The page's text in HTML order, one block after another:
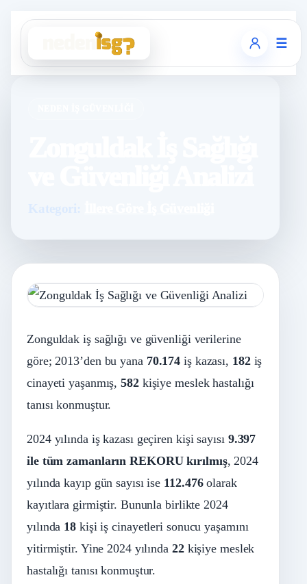
☰
Kategori:
Zonguldak iş sağlığı ve güvenliği verilerine
göre; 2013’den bu yana 70.174 iş kazası, 182iş
cinayeti yaşanmış,582kişiye meslek hastalığı
tanısı konmuştur.
2024 yılında iş kazası geçiren kişi sayısı 9.397
ile tüm zamanların REKORU kırılmış, 2024
yılında kayıp gün sayısı ise 112.476olarak
kayıtlara girmiştir. Bununla birlikte 2024
yılında 18 kişi iş cinayetleri sonucu yaşamını
yitirmiştir. Yine 2024 yılında 22kişiye meslek
hastalığı tanısı konmuştur.